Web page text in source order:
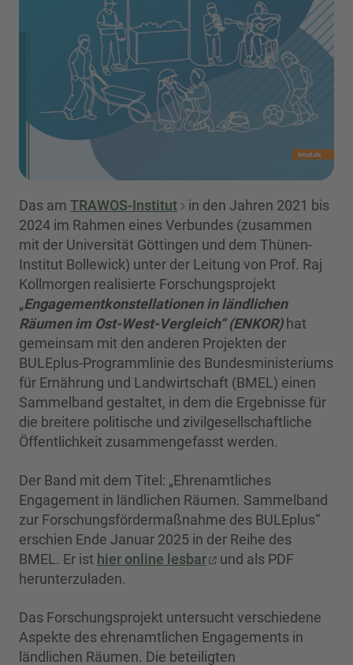
Das am TRAWOS-Institut
in den Jahren 2021 bis
2024 im Rahmen eines Verbundes (zusammen
mit der Universität Göttingen und dem Thünen-
Institut Bollewick) unter der Leitung von Prof. Raj
Kollmorgen realisierte Forschungsprojekt
„Engagementkonstellationen in ländlichen
Räumen im Ost-West-Vergleich“ (ENKOR)hat
gemeinsam mit den anderen Projekten der
BULEplus-Programmlinie des Bundesministeriums
für Ernährung und Landwirtschaft (BMEL) einen
Sammelband gestaltet, in dem die Ergebnisse für
die breitere politische und zivilgesellschaftliche
Öffentlichkeit zusammengefasst werden.
Der Band mit dem Titel: „Ehrenamtliches
Engagement in ländlichen Räumen. Sammelband
zur Forschungsfördermaßnahme des BULEplus“
erschien Ende Januar 2025 in der Reihe des
BMEL. Er ist hier online lesbar
und als PDF
herunterzuladen.
Das Forschungsprojekt untersucht verschiedene
Aspekte des ehrenamtlichen Engagements in
ländlichen Räumen. Die beteiligten